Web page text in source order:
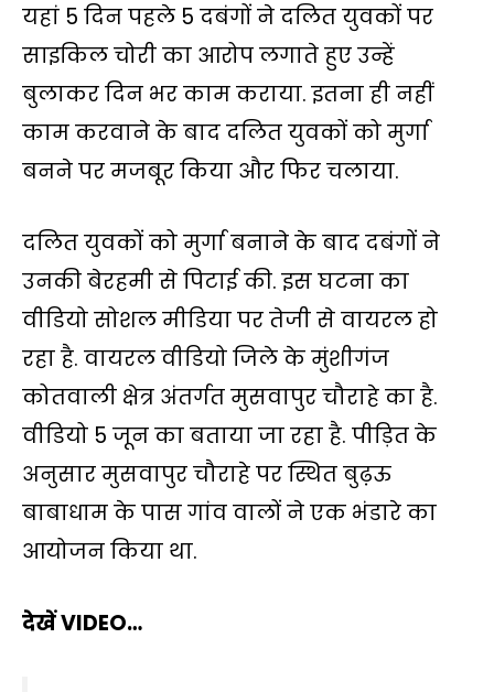
p
k
r
k
m
यहां 5 दिन पहले 5 दबंगों ने दलित युवकों पर
साइकिल चोरी का आरोप लगाते हुए उन्हें
बुलाकर दिन भर काम कराया. इतना ही नहीं
काम करवाने के बाद दलित युवकों को मुर्गा
बनने पर मजबूर किया और फिर चलाया.
दलित युवकों को मुर्गा बनाने के बाद दबंगों ने
उनकी बेरहमी से पिटाई की. इस घटना का
वीडियो सोशल मीडिया पर तेजी से वायरल हो
रहा है. वायरल वीडियो जिले के मुंशीगंज
कोतवाली क्षेत्र अंतर्गत मुसवापुर चौराहे का है.
वीडियो 5 जून का बताया जा रहा है. पीड़ित के
अनुसार मुसवापुर चौराहे पर स्थित बुढ़ऊ
बाबाधाम के पास गांव वालों ने एक भंडारे का
आयोजन किया था.
देखें VIDEO…